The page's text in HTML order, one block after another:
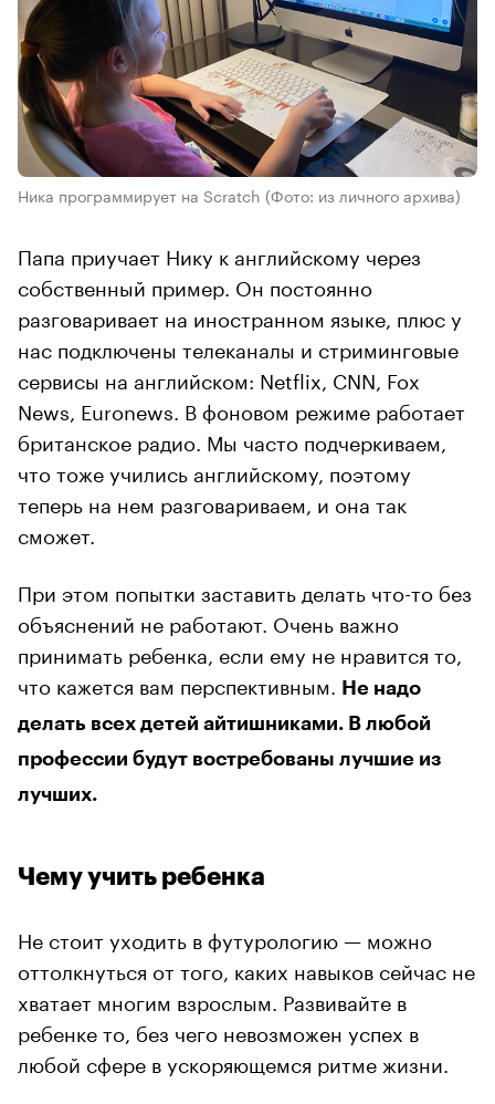
Ника программирует на Scratch (Фото: из личного архива)
Папа приучает Нику к английскому через
собственный пример. Он постоянно
разговаривает на иностранном языке, плюс у
нас подключены телеканалы и стриминговые
сервисы на английском: Netflix, CNN, Fox
News, Euronews. В фоновом режиме работает
британское радио. Мы часто подчеркиваем,
что тоже учились английскому, поэтому
теперь на нем разговариваем, и она так
сможет.
При этом попытки заставить делать что-то без
объяснений не работают. Очень важно
принимать ребенка, если ему не нравится то,
что кажется вам перспективным.
Не надо
делать всех детей айтишниками. В любой
профессии будут востребованы лучшие из
лучших.
Чему учить ребенка
Не стоит уходить в футурологию — можно
оттолкнуться от того, каких навыков сейчас не
хватает многим взрослым. Развивайте в
ребенке то, без чего невозможен успех в
любой сфере в ускоряющемся ритме жизни.